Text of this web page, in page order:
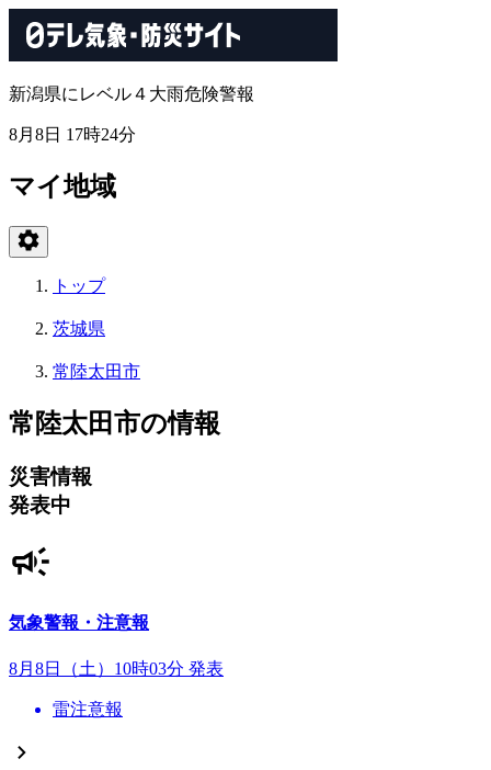
新潟県にレベル４大雨危険警報
8月8日 17時24分
マイ地域
トップ
茨城県
常陸太田市
常陸太田市の情報
災害情報
発表中
気象警報・注意報
8月8日（土）10時03分 発表
雷注意報